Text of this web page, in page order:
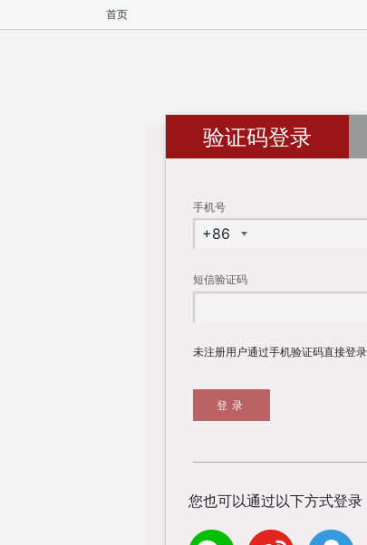
首页
验证码登录
手机号
短信验证码
未注册用户通过手机验证码直接登
登录
您也可以通过以下方式登录